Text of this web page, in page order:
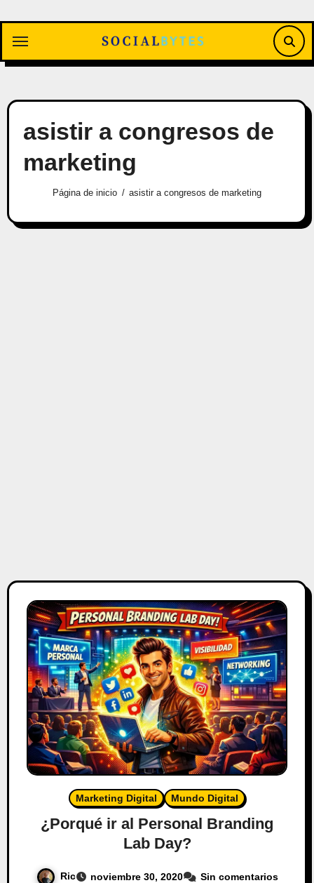
contenido
asistir a congresos de
marketing
Página de inicio asistir a congresos de marketing
Marketing Digital Mundo Digital
¿Porqué ir al Personal Branding
Lab Day?
Ric noviembre 30, 2020 Sin comentarios